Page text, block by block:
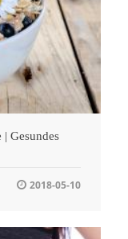
Gesundes
2018-05-10